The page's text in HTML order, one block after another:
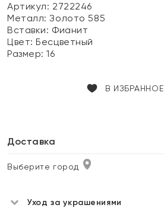
Артикул: 2722246
Металл:Золото 585
Вставки: Фианит
Цвет:Бесцветный
Размер:16
В ИЗБРАННОЕ
Доставка
Выберите город
Уход за украшениями